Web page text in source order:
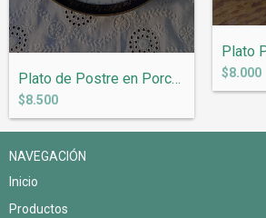
Plato de Postre en Porcelana Alemana Ros...
$8.500
$8.000
NAVEGACIÓN
Inicio
Productos